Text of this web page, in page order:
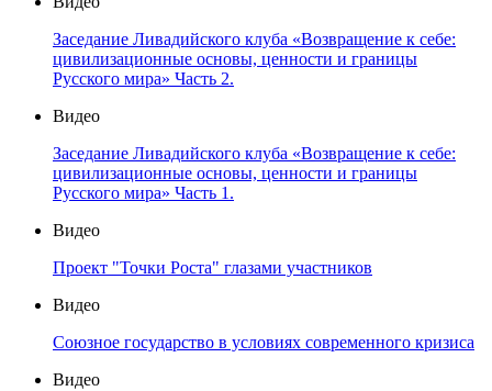
Заседание Ливадийского клуба «Возвращение к себе:
цивилизационные основы, ценности и границы
Русского мира» Часть 2.
Видео
Заседание Ливадийского клуба «Возвращение к себе:
цивилизационные основы, ценности и границы
Русского мира» Часть 1.
Видео
Проект "Точки Роста" глазами участников
Видео
Союзное государство в условиях современного кризиса
Видео